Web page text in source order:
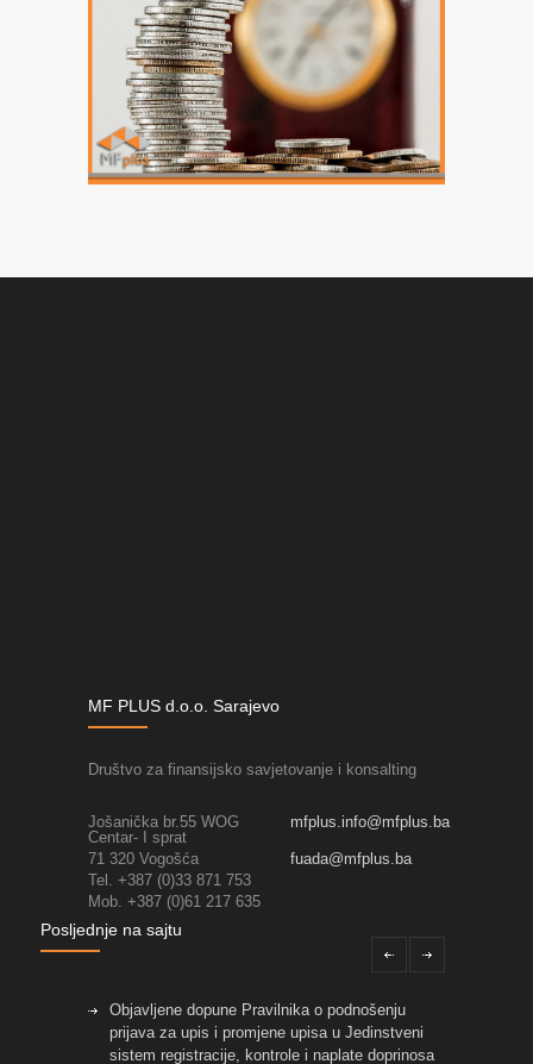
MF PLUS d.o.o. Sarajevo
Društvo za finansijsko savjetovanje i konsalting
Jošanička br.55 WOG
Centar- I sprat
mfplus.info@mfplus.ba
71 320 Vogošća
fuada@mfplus.ba
Tel. +387 (0)33 871 753
Mob. +387 (0)61 217 635
Posljednje na sajtu
Objavljene dopune Pravilnika o podnošenju
prijava za upis i promjene upisa u Jedinstveni
sistem registracije, kontrole i naplate doprinosa